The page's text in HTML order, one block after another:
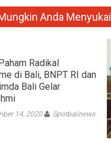
Anda Menyukai
Radikal
di Bali, BNPT RI dan
Bali Gelar
14, 2020
Spotbalinews